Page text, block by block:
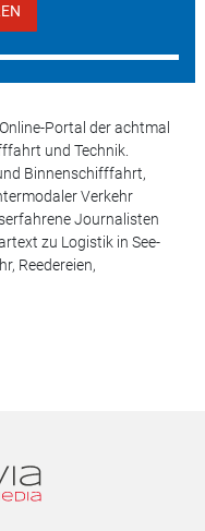
Portal der achtmal
und Technik.
Binnenschifffahrt,
Verkehr
Journalisten
zu Logistik in See-
Reedereien,